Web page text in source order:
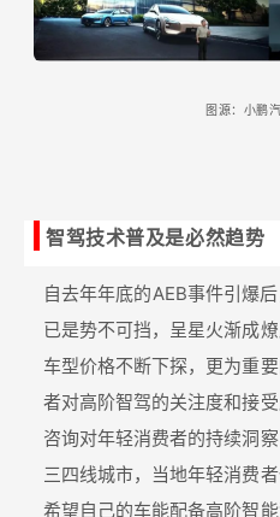
图源：小鹏
智驾技术普及是必然趋势
自去年年底的AEB事件引爆
已是势不可挡，呈星火渐成
车型价格不断下探，更为重
者对高阶智驾的关注度和接
咨询对年轻消费者的持续洞
三四线城市，当地年轻消费
希望自己的车能配备高阶智